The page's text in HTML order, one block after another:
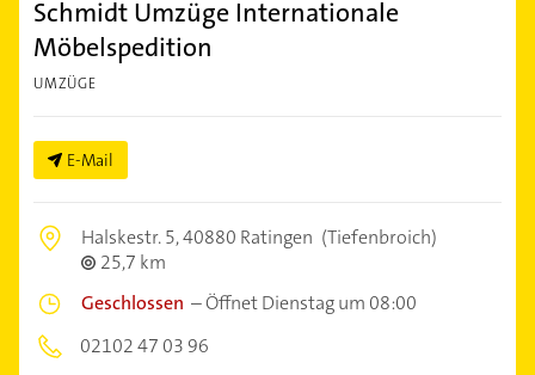
Schmidt Umzüge Internationale
Möbelspedition
UMZÜGE
E-Mail
Halskestr. 5,40880 Ratingen (Tiefenbroich)
25,7 km
Geschlossen –Öffnet Dienstag um 08:00
02102 47 03 96